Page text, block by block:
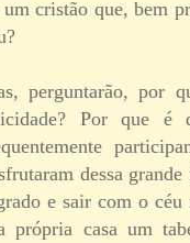
cristão que, bem
perguntarão, por
Por que é
dessa
e sair com o
própria casa um